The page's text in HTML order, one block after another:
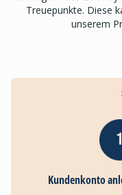
Treuepunkte. Diese
unserem
Kundenkonto